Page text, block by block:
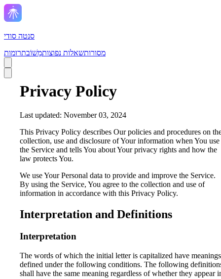
סנטה סודי
מסורותשאלות נפוצותמָשׁוֹבתרומות